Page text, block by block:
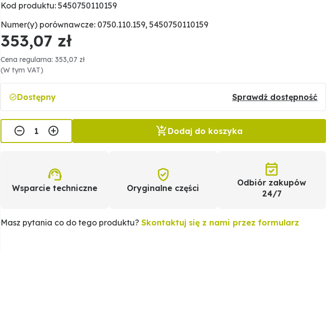
Kod produktu: 5450750110159
Numer(y) porównawcze: 0750.110.159, 5450750110159
353,07 zł
Cena regularna: 353,07 zł
(W tym VAT)
Dostępny Sprawdź dostępność
Dodaj do koszyka
Wsparcie techniczne Oryginalne części
Odbiór zakupów
24/7
Masz pytania co do tego produktu? Skontaktuj się z nami przez formularz